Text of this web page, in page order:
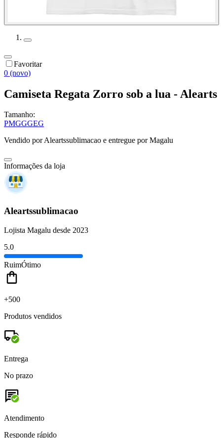
Favoritar
0 (novo)
Camiseta Regata Zorro sob a lua - Alearts
Tamanho:
PMGGGEG
Vendido porAleartssublimacao e entregue por Magalu
Informações da loja
Aleartssublimacao
Lojista Magalu desde 2023
5.0
RuimÓtimo
+500
Produtos vendidos
Entrega
No prazo
Atendimento
Responde rápido